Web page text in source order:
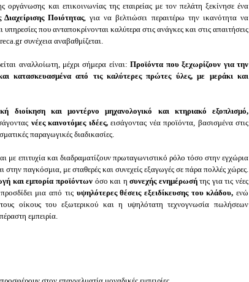
οργάνωσης και επικοινωνίας της εταιρείας με τον πελάτη ξεκίνησε ένα
Ποιότητας, για να βελτιώσει περαιτέρω την ικανότητα να
που ανταποκρίνονται καλύτερα στις ανάγκες και στις απαιτήσεις
συνέχεια αναβαθμίζεται.
αναλλοίωτη, μέχρι σήμερα είναι:Προϊόντα που ξεχωρίζουν για την
κατασκευασμένα από τις καλύτερες πρώτες ύλες, με μεράκι και
διοίκηση και μοντέρνο μηχανολογικό και κτηριακό εξοπλισμό,
νέες καινοτόμες ιδέες,εισάγοντας νέα προϊόντα, βασισμένα στις
παραγωγικές διαδικασίες.
με επιτυχία και διαδραματίζουν πρωταγωνιστικό ρόλο τόσο στην εγχώρια
στην παγκόσμια, με σταθερές και συνεχείς εξαγωγές σε πάρα πολλές χώρες.
και εμπορία προϊόντων όσο και η συνεχής ενημέρωσήτης για τις νέες
μια από τιςυψηλότερες θέσεις εξειδίκευσης του κλάδου, ενώ
οίκους του εξωτερικού και η υψηλότατη τεχνογνωσία πωλήσεων
εμπειρία.